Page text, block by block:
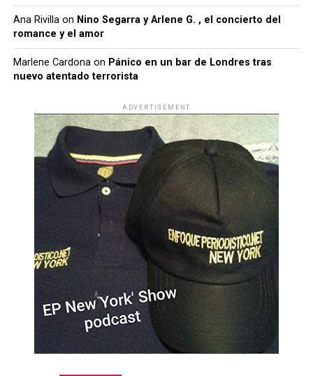
Ana Rivillaon Nino Segarra y Arlene G. , el concierto del
romance y el amor
Marlene Cardonaon Pánico en un bar de Londres tras
nuevo atentado terrorista
ADVERTISEMENT